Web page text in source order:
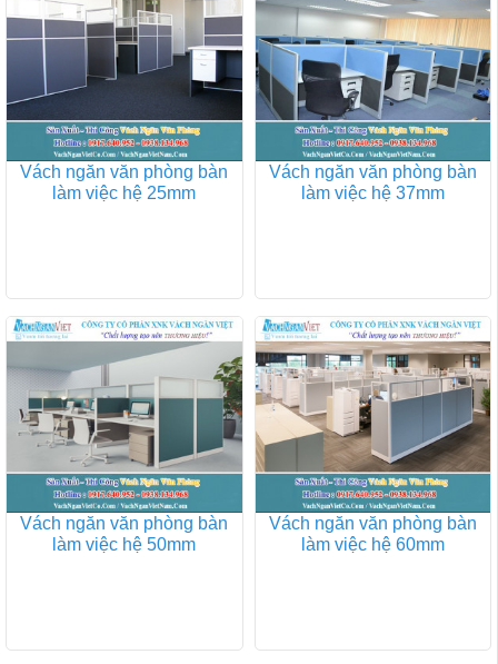
Vách ngăn văn phòng bàn
làm việc hệ 25mm
Vách ngăn văn phòng bàn
làm việc hệ 37mm
Vách ngăn văn phòng bàn
làm việc hệ 50mm
Vách ngăn văn phòng bàn
làm việc hệ 60mm